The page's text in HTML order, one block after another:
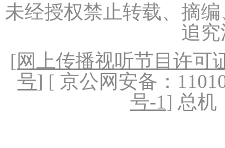
未经授权禁止转载、摘
追
[网上传播视听节目许可
号] [ 京公网安备：
号-1] 总机